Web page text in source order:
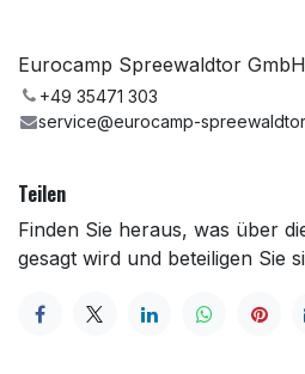
Eurocamp Spreewaldtor GmbH
+49 35471 303
service@eurocamp-
Teilen
Finden Sie heraus, was über
gesagt wird und beteiligen Sie